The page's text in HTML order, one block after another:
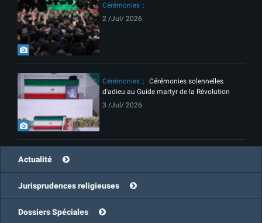
Cérémonies
2 /Jul/ 2026
Cérémonies
Cérémonies solennelles
d'adieu au Guide martyr de la Révolution
3 /Jul/ 2026
Actualité
Jurisprudences religieuses
Dossiers Spéciales